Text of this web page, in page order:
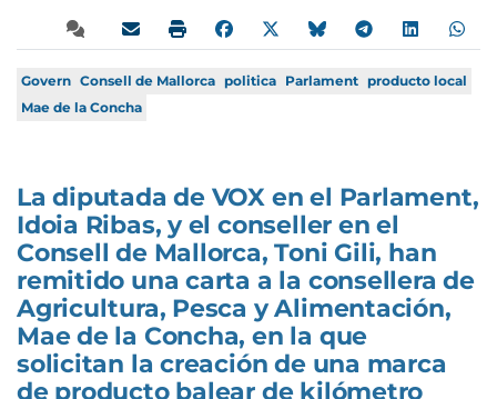
Govern Consell de Mallorca politica Parlament producto local
Mae de la Concha
La diputada de VOX en el Parlament,
Idoia Ribas, y el conseller en el
Consell de Mallorca, Toni Gili, han
remitido una carta a la consellera de
Agricultura, Pesca y Alimentación,
Mae de la Concha, en la que
solicitan la creación de una marca
de producto balear de kilómetro